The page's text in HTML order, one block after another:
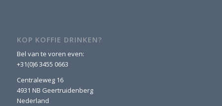
KOP KOFFIE DRINKEN?
Bel van te voren even:
+31(0)6 3455 0663
Centraleweg 16
4931 NB Geertruidenberg
Nederland